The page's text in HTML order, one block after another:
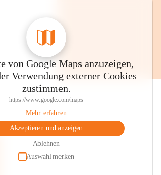
von Google Maps anzuzeigen,
Verwendung externer Cookies
zustimmen.
https://www.google.com/maps
Mehr erfahren
Akzeptieren und anzeigen
Ablehnen
Auswahl merken